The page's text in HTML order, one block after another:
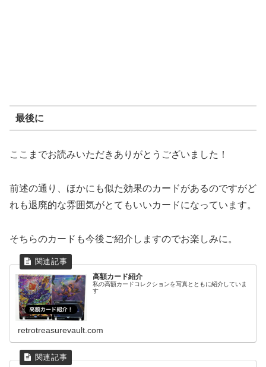
最後に
ここまでお読みいただきありがとうございました！
前述の通り、ほかにも似た効果のカードがあるのですがど
れも退廃的な雰囲気がとてもいいカードになっています。
そちらのカードも今後ご紹介しますのでお楽しみに。
高額カード紹介
私の高額カードコレクションを写真とともに紹介していま
す
retrotreasurevault.com